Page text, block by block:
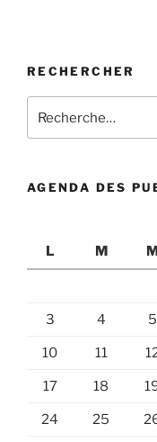
RECHERCHER
pour
AGENDA DES
L
M
3 4 5
10 11
17 18
24 25